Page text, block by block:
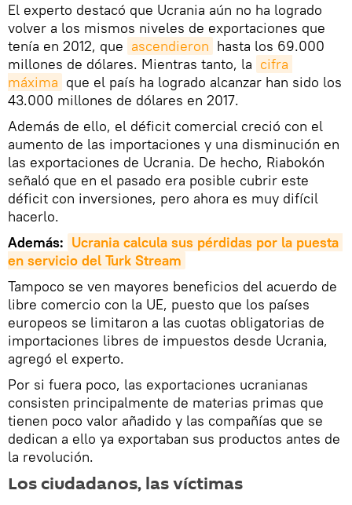
El experto destacó que Ucrania aún no ha logrado
volver a los mismos niveles de exportaciones que
tenía en 2012, que ascendieron hasta los 69.000
millones de dólares. Mientras tanto, la cifra
máxima que el país ha logrado alcanzar han sido los
43.000 millones de dólares en 2017.
Además de ello, el déficit comercial creció con el
aumento de las importaciones y una disminución en
las exportaciones de Ucrania. De hecho, Riabokón
señaló que en el pasado era posible cubrir este
déficit con inversiones, pero ahora es muy difícil
hacerlo.
Además: Ucrania calcula sus pérdidas por la puesta
en servicio del Turk Stream
Tampoco se ven mayores beneficios del acuerdo de
libre comercio con la UE, puesto que los países
europeos se limitaron a las cuotas obligatorias de
importaciones libres de impuestos desde Ucrania,
agregó el experto.
Por si fuera poco, las exportaciones ucranianas
consisten principalmente de materias primas que
tienen poco valor añadido y las compañías que se
dedican a ello ya exportaban sus productos antes de
la revolución.
Los ciudadanos, las víctimas